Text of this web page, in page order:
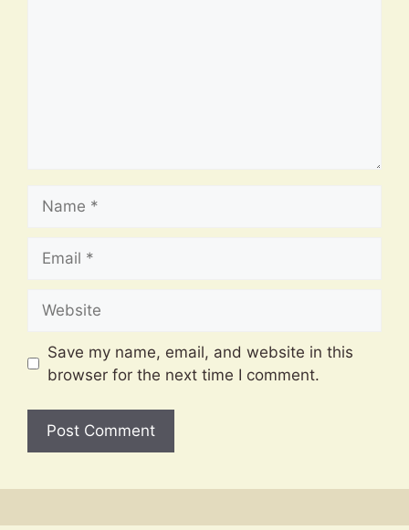
Save my name, email, and website in this
browser for the next time I comment.